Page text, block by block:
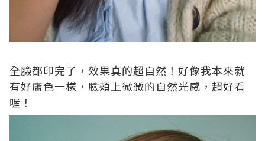
全臉都印完了，效果真的超自然！好像我本來就
有好膚色一樣，臉頰上微微的自然光感，超好看
喔！